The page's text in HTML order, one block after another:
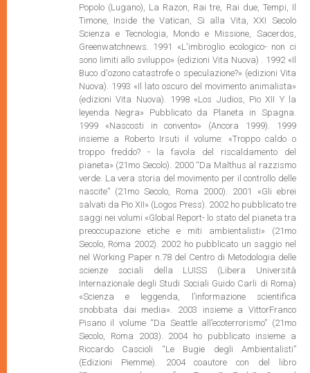
Popolo (Lugano), La Razon, Rai tre, Rai due, Tempi, Il
Timone, Inside the Vatican, Si alla Vita, XXI Secolo
Scienza e Tecnologia, Mondo e Missione, Sacerdos,
Greenwatchnews. 1991 «L'imbroglio ecologico- non ci
sono limiti allo sviluppo» (edizioni Vita Nuova) . 1992 «Il
Buco d'ozono catastrofe o speculazione?» (edizioni Vita
Nuova). 1993 «Il lato oscuro del movimento animalista»
(edizioni Vita Nuova). 1998 «Los Judios, Pio XII Y la
leyenda Negra» Pubblicato da Planeta in Spagna.
1999 «Nascosti in convento» (Ancora 1999). 1999
insieme a Roberto Irsuti il volume: «Troppo caldo o
troppo freddo? - la favola del riscaldamento del
pianeta» (21mo Secolo). 2000 “Da Malthus al razzismo
verde. La vera storia del movimento per il controllo delle
nascite” (21mo Secolo, Roma 2000). 2001 «Gli ebrei
salvati da Pio XII» (Logos Press). 2002 ho pubblicato tre
saggi nei volumi «Global Report- lo stato del pianeta tra
preoccupazione etiche e miti ambientalisti» (21mo
Secolo, Roma 2002). 2002 ho pubblicato un saggio nel
nel Working Paper n.78 del Centro di Metodologia delle
scienze sociali della LUISS (Libera Università
Internazionale degli Studi Sociali Guido Carli di Roma)
«Scienza e leggenda, l’informazione scientifica
snobbata dai media». 2003 insieme a VittorFranco
Pisano il volume “Da Seattle all’ecoterrorismo” (21mo
Secolo, Roma 2003). 2004 ho pubblicato insieme a
Riccardo Cascioli “Le Bugie degli Ambientalisti”
(Edizioni Piemme). 2004 coautore con del libro